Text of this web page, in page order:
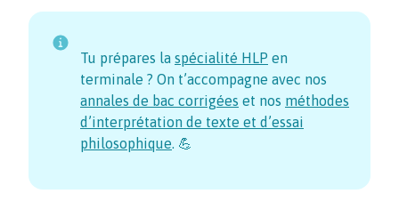
Tu prépares la spécialité HLP en
terminale ? On t’accompagne avec nos
annales de bac corrigées et nos méthodes
d’interprétation de texte et d’essai
philosophique. 💪